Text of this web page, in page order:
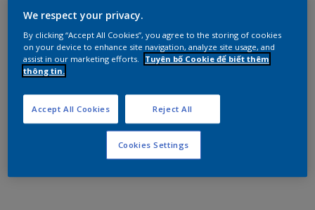
We respect your privacy.
By clicking “Accept All Cookies”, you agree to the storing of cookies
on your device to enhance site navigation, analyze site usage, and
assist in our marketing efforts.
Tuyên bố Cookie để biết thêm
thông tin.
Reject All
Accept All Cookies
Cookies Settings